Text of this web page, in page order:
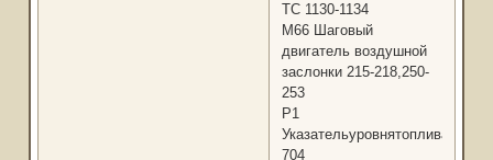
ТС 1130-1134
M66 Шаговый
двигатель воздушной
заслонки 215-218,250-
253
Р1
Указательуровнятоплива
704